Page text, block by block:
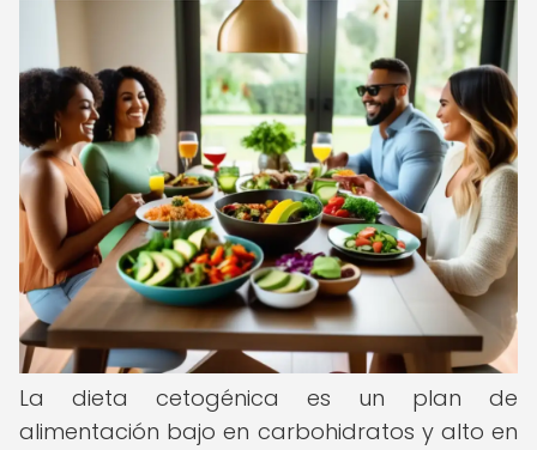
La dieta cetogénica es un plan de
alimentación bajo en carbohidratos y alto en